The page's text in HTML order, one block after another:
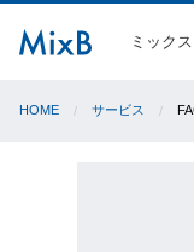
ミック
HOME サービス